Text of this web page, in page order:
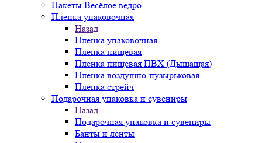
Пакеты Весёлое ведро
Пленка упаковочная
Назад
Пленка упаковочная
Пленка пищевая
Пленка пищевая ПВХ (Дышащая)
Пленка воздушно-пузырьковая
Пленка стрейч
Подарочная упаковка и сувениры
Назад
Подарочная упаковка и сувениры
Банты и ленты